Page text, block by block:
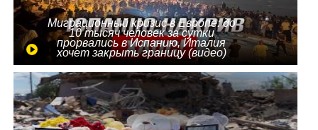
Миграционный кризис в Европе: до
10 тысяч человек за сутки
прорвались в Испанию, Италия
хочет закрыть границу (видео)